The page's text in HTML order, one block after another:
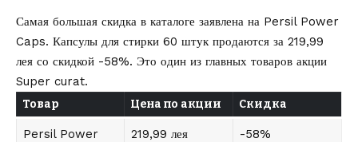
Самая большая скидка в каталоге заявлена на Persil Power
Caps. Капсулы для стирки 60 штук продаются за 219,99
лея со скидкой -58%. Это один из главных товаров акции
Super curat.
Товар Цена по акции Скидка
Persil Power
219,99 лея -58%